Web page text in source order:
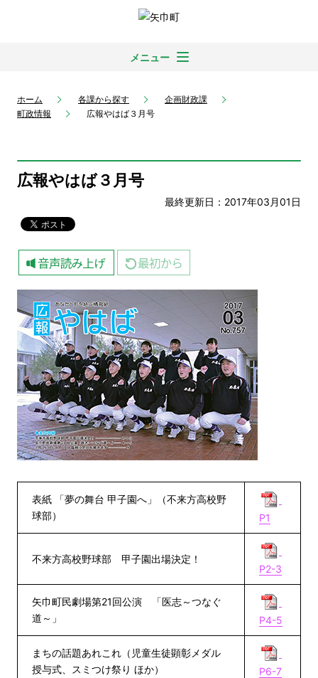
メニュー
ホーム 各課から探す
企画財政課
町政情報
広報やはば３月号
広報やはば３月号
最終更新日：2017年03月01日
表紙 「夢の舞台 甲子園へ」（不来方高校野
球部）
P1
不来方高校野球部 甲子園出場決定！
P2-3
矢巾町民劇場第21回公演 「医志～つなぐ
道～」
P4-5
まちの話題あれこれ（児童生徒顕彰メダル
授与式、スミつけ祭り ほか）
P6-7